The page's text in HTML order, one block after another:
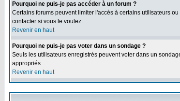
Pourquoi ne puis-je pas accéder à un forum ?
Certains forums peuvent limiter l'accès à certains utilisateurs
contacter si vous le voulez.
Revenir en haut
Pourquoi ne puis-je pas voter dans un sondage ?
Seuls les utilisateurs enregistrés peuvent voter dans un
appropriés.
Revenir en haut